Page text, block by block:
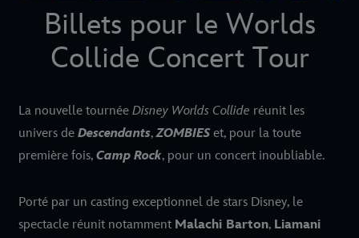
Billets pour le Worlds
Collide Concert Tour
La nouvelle tournée Disney Worlds Collide réunit les
univers de Descendants,ZOMBIES et, pour la toute
première fois, Camp Rock, pour un concert inoubliable.
Porté par un casting exceptionnel de stars Disney, le
spectacle réunit notamment Malachi Barton, Liamani